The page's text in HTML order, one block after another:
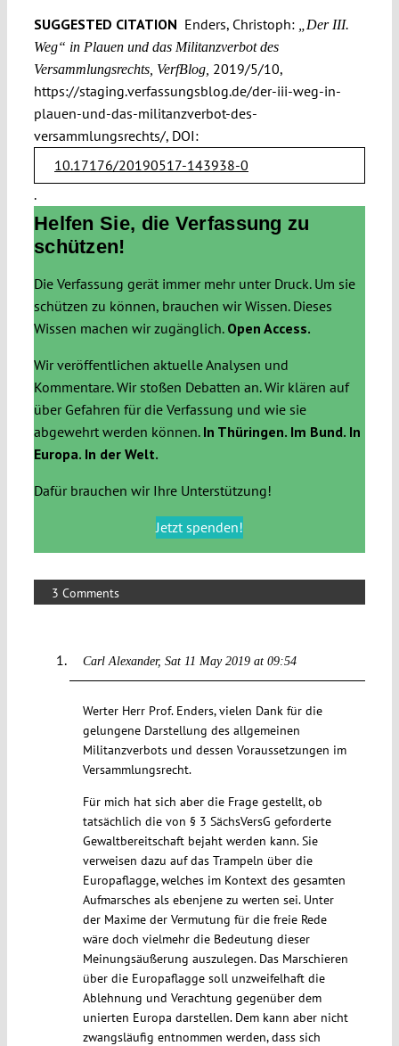
SUGGESTED CITATION Enders, Christoph:„Der III.
Weg“ in Plauen und das Militanzverbot des
Versammlungs­rechts, VerfBlog, 2019/5/10,
https://staging.verfassungsblog.de/der-iii-weg-in-
plauen-und-das-militanzverbot-des-
versammlungsrechts/, DOI:
10.17176/20190517-143938-0
.
Helfen Sie, die Verfassung zu
schützen!
Die Verfassung gerät immer mehr unter Druck. Um sie
schützen zu können, brauchen wir Wissen. Dieses
Wissen machen wir zugänglich. Open Access.
Wir veröffentlichen aktuelle Analysen und
Kommentare. Wir stoßen Debatten an. Wir klären auf
über Gefahren für die Verfassung und wie sie
abgewehrt werden können. In Thüringen. Im Bund. In
Europa. In der Welt.
Dafür brauchen wir Ihre Unterstützung!
Jetzt spenden!
3 Comments
Carl Alexander Sat 11 May 2019 at 09:54
Werter Herr Prof. Enders, vielen Dank für die
gelungene Darstellung des allgemeinen
Militanzverbots und dessen Voraussetzungen im
Versammlungsrecht.
Für mich hat sich aber die Frage gestellt, ob
tatsächlich die von § 3 SächsVersG geforderte
Gewaltbereitschaft bejaht werden kann. Sie
verweisen dazu auf das Trampeln über die
Europaflagge, welches im Kontext des gesamten
Aufmarsches als ebenjene zu werten sei. Unter
der Maxime der Vermutung für die freie Rede
wäre doch vielmehr die Bedeutung dieser
Meinungsäußerung auszulegen. Das Marschieren
über die Europaflagge soll unzweifelhaft die
Ablehnung und Verachtung gegenüber dem
unierten Europa darstellen. Dem kann aber nicht
zwangsläufig entnommen werden, dass sich